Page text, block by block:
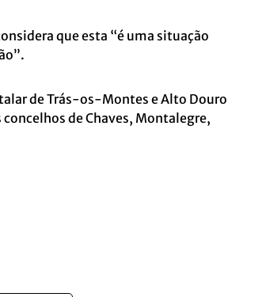
que esta “é uma situação
de Trás-os-Montes e Alto Douro
de Chaves, Montalegre,